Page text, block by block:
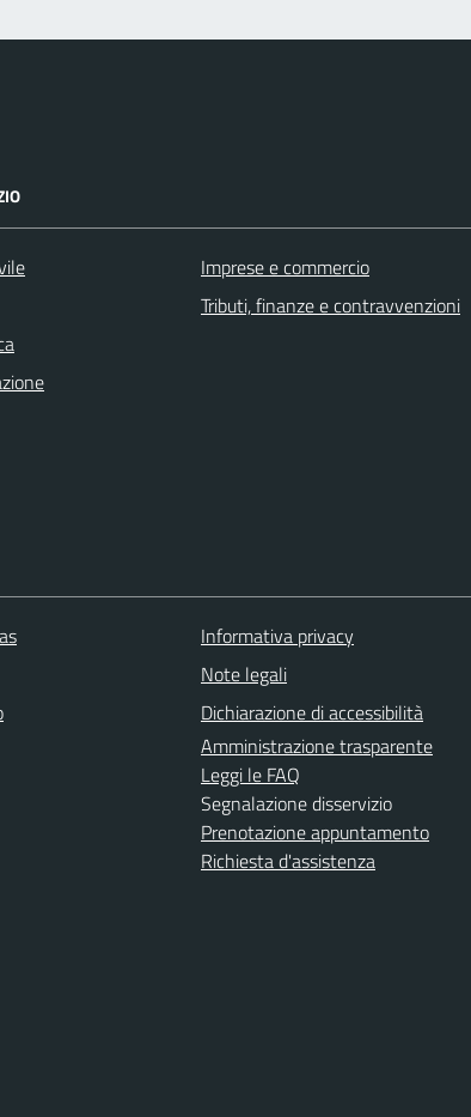
Imprese e commercio
Tributi, finanze e contravvenzioni
Informativa privacy
Note legali
Dichiarazione di accessibilità
Amministrazione trasparente
Leggi le FAQ
Segnalazione disservizio
Prenotazione appuntamento
Richiesta d'assistenza